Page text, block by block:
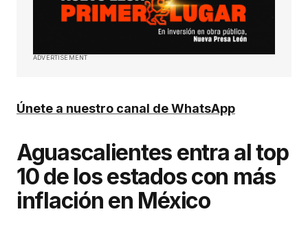
ADVERTISEMENT
Únete a nuestro canal de WhatsApp
Aguascalientes entra al top
10 de los estados con más
inflación en México